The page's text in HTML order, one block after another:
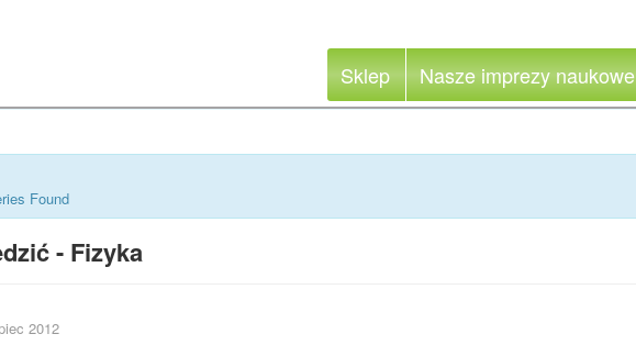
Sklep Nasze imprezy naukowe
Found
- Fizyka
2012